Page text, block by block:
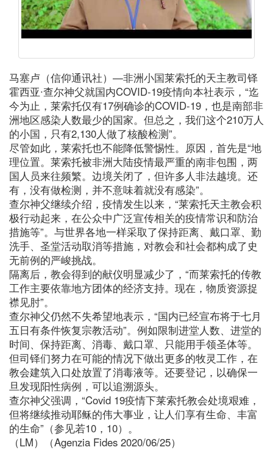
马塞卢（信仰通讯社）—非洲小国莱索托的天主教司铎
霍西亚∙查尔神父就国内COVID-19疫情向本社表示，“迄
今为止，莱索托仅有17例确诊的COVID-19，也是南部非
洲地区感染人数最少的国家。但总之，我们这个210万人
的小国，只有2,130人做了核酸检测”。
尽管如此，莱索托也不能降低警惕性。原因，首先是“地
理位置。莱索托被非洲大陆疫情最严重的南非包围，两
国人员来往频繁。边境关闭了，但许多人非法越境。还
有，没有做检测，并不意味着就没有感染”。
查尔神父继续介绍，疫情发生以来，“莱索托天主教会积
极行动起来，在公众中广泛宣传相关的疫情常识和防治
措施等”。与世界各地一样采取了保持距离、戴口罩、勤
洗手、圣堂活动取消等措施，对教会和社会都构成了史
无前例的严峻挑战。
隔离后，教会得到的献仪明显减少了，“而莱索托的传教
工作主要依靠地方团体的经济支持。现在，物质资源捉
襟见肘”。
查尔神父仍然不失希望地表示，“国内已经宣布将于七月
五日有条件恢复宗教活动”。例如限制进堂人数、进堂的
时间、保持距离、消毒、戴口罩、只能用手领圣体等。
但司铎们努力在可能的情况下做出更多的牧灵工作，在
教会建筑入口处放置了消毒液等。还要登记，以确保一
旦发现阳性病例，可以追溯源头。
查尔神父强调，“Covid 19疫情下莱索托教会处境艰难，
但将继续推动耶稣的伟大事业，让人们享有生命、丰富
的生命”（参见若10，10）。
（LM）（Agenzia Fides 2020/06/25）